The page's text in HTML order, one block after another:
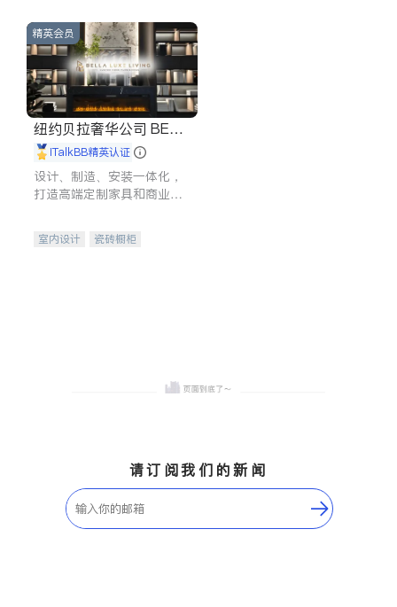
精英会员
纽约贝拉奢华公司 BELL
A LUXE
iTalkBB精英认证
设计、制造、安装一体化，
打造高端定制家具和商业空
室内设计
瓷砖橱柜
请订阅我们的新闻